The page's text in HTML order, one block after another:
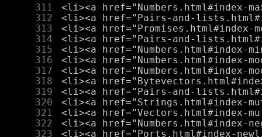
    311
    312
    313
    314
    315
    316
    317
    318
    319
    320
    321
    322
    323